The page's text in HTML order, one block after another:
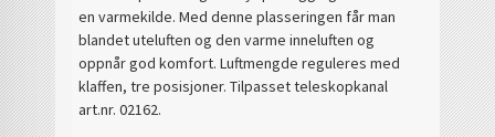
en varmekilde. Med denne plasseringen får man
blandet uteluften og den varme inneluften og
oppnår god komfort. Luftmengde reguleres med
klaffen, tre posisjoner. Tilpasset teleskopkanal
art.nr. 02162.